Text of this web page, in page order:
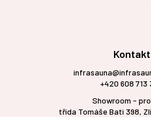
Kontakt
+420 608 713
Showroom -
třída Tomáše Bati 398,